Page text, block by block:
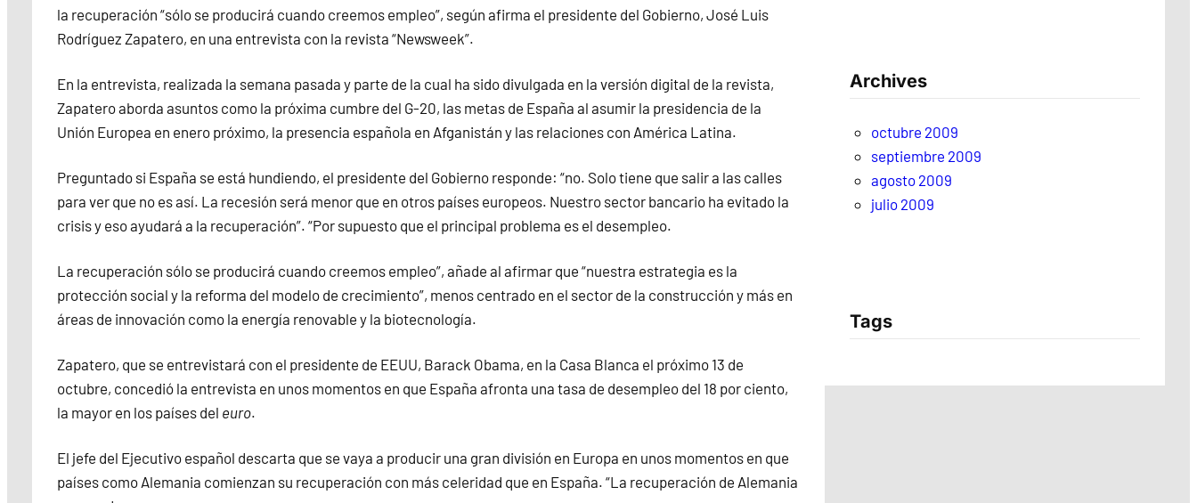
la recuperación “sólo se producirá cuando creemos empleo”, según afirma el presidente del Gobierno, José Luis
Rodríguez Zapatero, en una entrevista con la revista “Newsweek”.
En la entrevista, realizada la semana pasada y parte de la cual ha sido divulgada en la versión digital de la revista,
Zapatero aborda asuntos como la próxima cumbre del G-20, las metas de España al asumir la presidencia de la
Unión Europea en enero próximo, la presencia española en Afganistán y las relaciones con América Latina.
Preguntado si España se está hundiendo, el presidente del Gobierno responde: “no. Solo tiene que salir a las calles
para ver que no es así. La recesión será menor que en otros países europeos. Nuestro sector bancario ha evitado la
crisis y eso ayudará a la recuperación”. “Por supuesto que el principal problema es el desempleo.
La recuperación sólo se producirá cuando creemos empleo”, añade al afirmar que “nuestra estrategia es la
protección social y la reforma del modelo de crecimiento”, menos centrado en el sector de la construcción y más en
áreas de innovación como la energía renovable y la biotecnología.
Zapatero, que se entrevistará con el presidente de EEUU, Barack Obama, en la Casa Blanca el próximo 13 de
octubre, concedió la entrevista en unos momentos en que España afronta una tasa de desempleo del 18 por ciento,
la mayor en los países del euro.
El jefe del Ejecutivo español descarta que se vaya a producir una gran división en Europa en unos momentos en que
países como Alemania comienzan su recuperación con más celeridad que en España. “La recuperación de Alemania
Archives
octubre 2009
septiembre 2009
agosto 2009
julio 2009
Tags